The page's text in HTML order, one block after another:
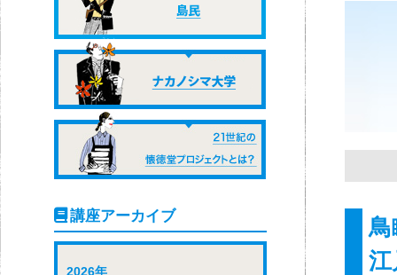
江
講座アーカイブ
2026年